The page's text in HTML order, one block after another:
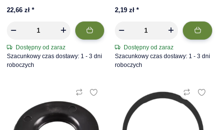
22,66 zł *
Dostępny od zaraz
Szacunkowy czas dostawy: 1 - 3 dni
roboczych
2,19 zł *
Dostępny od zaraz
Szacunkowy czas dostawy: 1 - 3 dni
roboczych